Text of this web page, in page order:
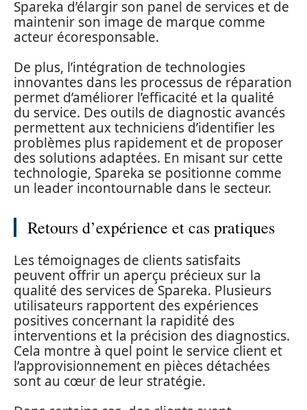
Spareka d’élargir son panel de services et de
maintenir son image de marque comme
acteur écoresponsable.
De plus, l’intégration de technologies
innovantes dans les processus de réparation
permet d’améliorer l’efficacité et la qualité
du service. Des outils de diagnostic avancés
permettent aux techniciens d’identifier les
problèmes plus rapidement et de proposer
des solutions adaptées. En misant sur cette
technologie, Spareka se positionne comme
un leader incontournable dans le secteur.
Retours d’expérience et cas pratiques
Les témoignages de clients satisfaits
peuvent offrir un aperçu précieux sur la
qualité des services de Spareka. Plusieurs
utilisateurs rapportent des expériences
positives concernant la rapidité des
interventions et la précision des diagnostics.
Cela montre à quel point le service client et
l’approvisionnement en pièces détachées
sont au cœur de leur stratégie.